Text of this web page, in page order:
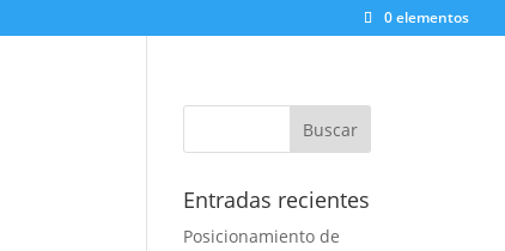
0 elementos
Entradas recientes
Posicionamiento de